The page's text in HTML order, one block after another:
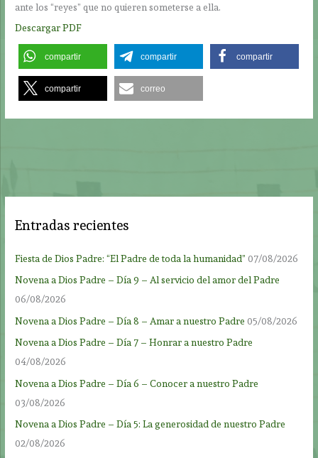
ante los “reyes” que no quieren someterse a ella.
Descargar PDF
compartir compartir compartir
compartir correo
Entradas recientes
Fiesta de Dios Padre: “El Padre de toda la humanidad” 07/08/2026
Novena a Dios Padre – Día 9 – Al servicio del amor del Padre
06/08/2026
Novena a Dios Padre – Día 8 – Amar a nuestro Padre 05/08/2026
Novena a Dios Padre – Día 7 – Honrar a nuestro Padre
04/08/2026
Novena a Dios Padre – Día 6 – Conocer a nuestro Padre
03/08/2026
Novena a Dios Padre – Día 5: La generosidad de nuestro Padre
02/08/2026